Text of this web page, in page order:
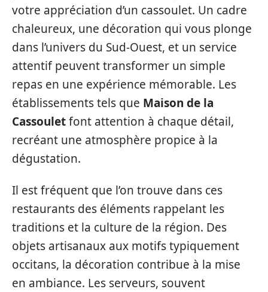
votre appréciation d’un cassoulet. Un cadre
chaleureux, une décoration qui vous plonge
dans l’univers du Sud-Ouest, et un service
attentif peuvent transformer un simple
repas en une expérience mémorable. Les
établissements tels que Maison de la
Cassouletfont attention à chaque détail,
recréant une atmosphère propice à la
dégustation.
Il est fréquent que l’on trouve dans ces
restaurants des éléments rappelant les
traditions et la culture de la région. Des
objets artisanaux aux motifs typiquement
occitans, la décoration contribue à la mise
en ambiance. Les serveurs, souvent